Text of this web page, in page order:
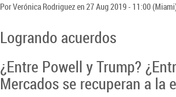
PorVerónica Rodriguezen27 Aug 2019 - 11:00
Logrando acuerdos
¿Entre Powell y Trump?
Mercados se recuperan a la